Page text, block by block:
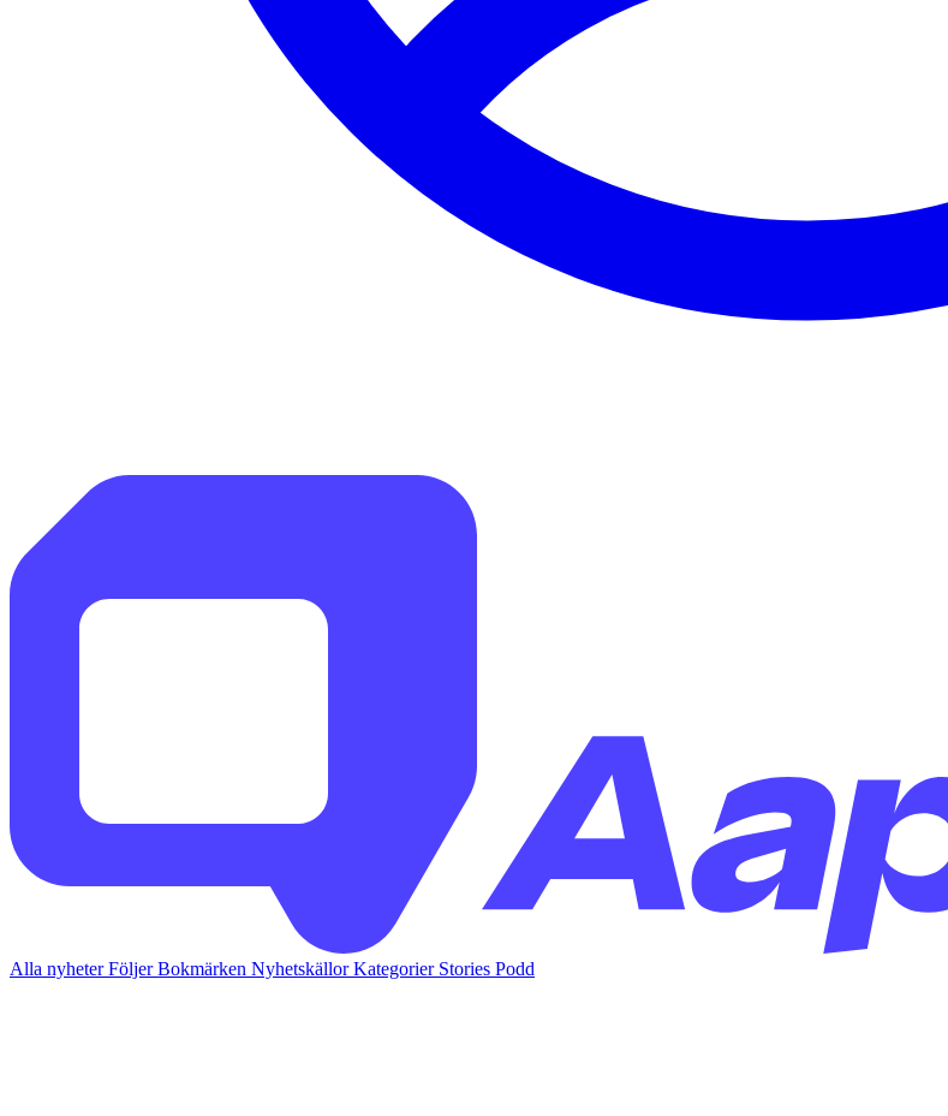
Alla nyheterFöljerBokmärken NyhetskällorKategorier Stories Podd